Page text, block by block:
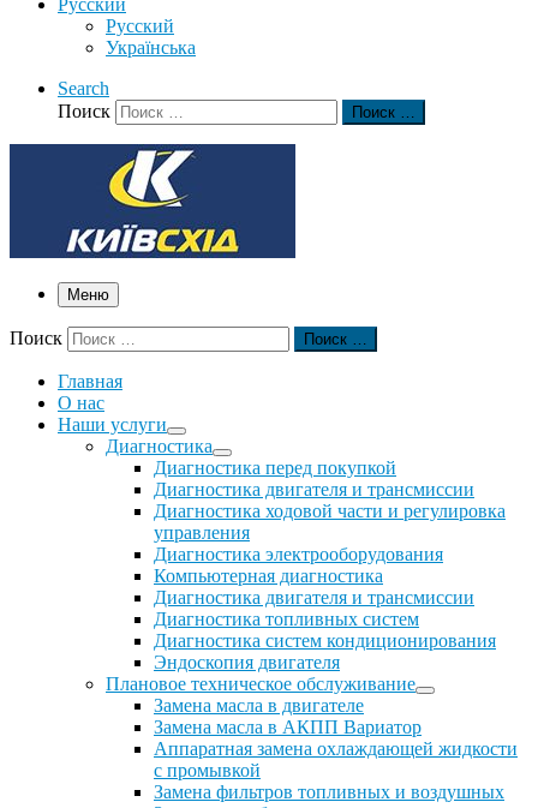
Русский
Русский
Українська
Search
Поиск
Поиск …
Меню
Поиск Поиск …
Главная
О нас
Наши услуги
Диагностика
Диагностика перед покупкой
Диагностика двигателя и трансмиссии
Диагностика ходовой части и регулировка
управления
Диагностика электрооборудования
Компьютерная диагностика
Диагностика двигателя и трансмиссии
Диагностика топливных систем
Диагностика систем кондиционирования
Эндоскопия двигателя
Плановое техническое обслуживание
Замена масла в двигателе
Замена масла в АКПП Вариатор
Аппаратная замена охлаждающей жидкости
с промывкой
Замена фильтров топливных и воздушных